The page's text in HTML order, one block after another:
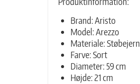
Brand: Aristo
Model: Arezzo
Materiale: Støbejern
Farve: Sort
Diameter: 59 cm
Højde: 21 cm